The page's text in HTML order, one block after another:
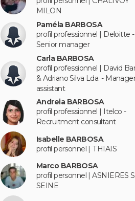
MILON
Paméla BARBOSA
profil professionnel | Deloitte -
Senior manager
Carla BARBOSA
profil professionnel | David
& Adriano Silva Lda. -
assistant
Andreia BARBOSA
profil professionnel | Itelco -
Recruitment consultant
Isabelle BARBOSA
profil personnel | THIAIS
Marco BARBOSA
profil personnel | ASNIERES
SEINE